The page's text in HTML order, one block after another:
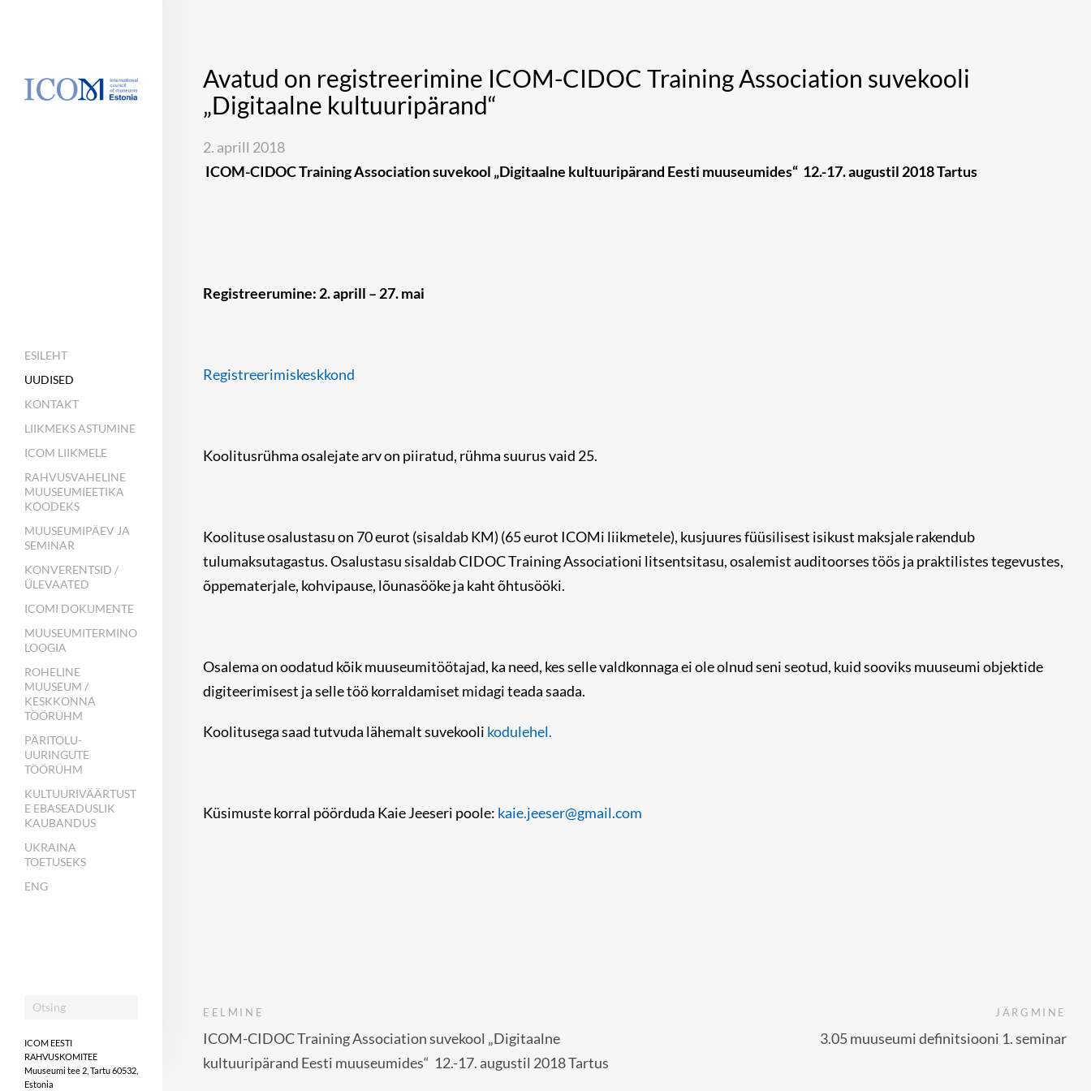
ESILEHT
UUDISED
KONTAKT
LIIKMEKS ASTUMINE
ICOM LIIKMELE
RAHVUSVAHELINE
MUUSEUMIEETIKA
KOODEKS
MUUSEUMIPÄEV JA
SEMINAR
KONVERENTSID /
ÜLEVAATED
ICOMI DOKUMENTE
MUUSEUMITERMINO
LOOGIA
ROHELINE
MUUSEUM /
KESKKONNA
TÖÖRÜHM
PÄRITOLU-
UURINGUTE
TÖÖRÜHM
KULTUURIVÄÄRTUST
E EBASEADUSLIK
KAUBANDUS
UKRAINA
TOETUSEKS
ENG
Avatud on registreerimine ICOM-CIDOC Training Association suvekooli
„Digitaalne kultuuripärand“
2. aprill 2018
ICOM-CIDOC Training Association suvekool „Digitaalne kultuuripärand Eesti muuseumides“ 12.-17. augustil 2018 Tartus
Registreerumine: 2. aprill – 27. mai
Registreerimiskeskkond
Koolitusrühma osalejate arv on piiratud, rühma suurus vaid 25.
Koolituse osalustasu on 70 eurot (sisaldab KM) (65 eurot ICOMi liikmetele), kusjuures füüsilisest isikust maksjale rakendub
tulumaksutagastus. Osalustasu sisaldab CIDOC Training Associationi litsentsitasu, osalemist auditoorses töös ja praktilistes tegevustes,
õppematerjale, kohvipause, lõunasööke ja kaht õhtusööki.
Osalema on oodatud kõik muuseumitöötajad, ka need, kes selle valdkonnaga ei ole olnud seni seotud, kuid sooviks muuseumi objektide
digiteerimisest ja selle töö korraldamiset midagi teada saada.
Koolitusega saad tutvuda lähemalt suvekooli kodulehel.
Küsimuste korral pöörduda Kaie Jeeseri poole: kaie.jeeser@gmail.com
EELMINE
ICOM-CIDOC Training Association suvekool „Digitaalne
kultuuripärand Eesti muuseumides“ 12.-17. augustil 2018 Tartus
JÄRGMINE
3.05 muuseumi definitsiooni 1. seminar
ICOM EESTI
RAHVUSKOMITEE
Muuseumi tee 2, Tartu 60532,
Estonia